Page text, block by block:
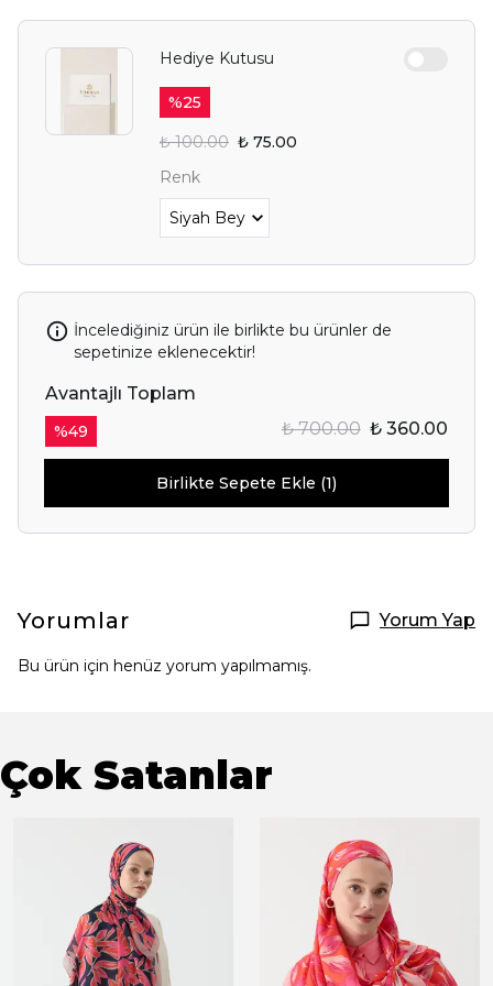
Hediye Kutusu
%25
₺ 100.00 ₺ 75.00
Renk
İncelediğiniz ürün ile birlikte bu ürünler de
sepetinize eklenecektir!
Avantajlı Toplam
%49 ₺ 700.00 ₺ 360.00
Birlikte Sepete Ekle (1)
Yorumlar Yorum Yap
Bu ürün için henüz yorum yapılmamış.
Çok Satanlar